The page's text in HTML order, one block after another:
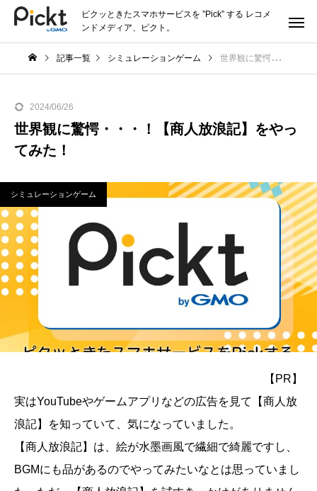
ピクッときたスマホサービスを ”Pick” する レコメ
ンドメディア、ピクト。
記事一覧 シミュレーションゲーム 世界観に驚愕・・・！【商人放浪記】をやってみた！
2024/06/26
世界観に驚愕・・・！【商人放浪記】をやっ
てみた！
シミュレーションゲーム
【PR】
実はYouTubeやゲームアプリなどの広告を見て【商人放
浪記】を知っていて、気になっていました。
【商人放浪記】は、絵が水墨画風で繊細で綺麗ですし、
BGMにも品があるのでやってみたいなとは思っていまし